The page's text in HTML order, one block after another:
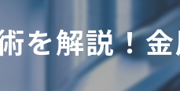
を解説！